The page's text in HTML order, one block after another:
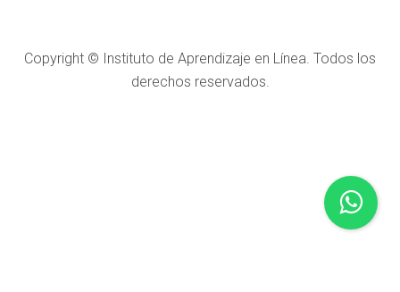
Copyright © Instituto de Aprendizaje en Línea. Todos los
derechos reservados.